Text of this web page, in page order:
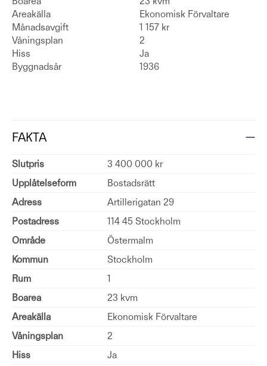
Areakälla
Ekonomisk Förvaltare
Månadsavgift
1 157 kr
Våningsplan
2
Hiss
Ja
Byggnadsår
1936
FAKTA
Slutpris
3 400 000 kr
Upplåtelseform
Bostadsrätt
Adress
Artillerigatan 29
Postadress
114 45 Stockholm
Område
Östermalm
Kommun
Stockholm
Rum
1
Boarea
23 kvm
Areakälla
Ekonomisk Förvaltare
Våningsplan
2
Hiss
Ja